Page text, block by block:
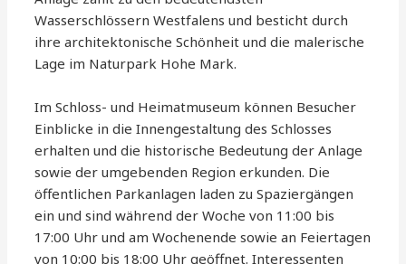
Wasserschlössern Westfalens und besticht durch
ihre architektonische Schönheit und die malerische
Lage im Naturpark Hohe Mark.
Im Schloss- und Heimatmuseum können Besucher
Einblicke in die Innengestaltung des Schlosses
erhalten und die historische Bedeutung der Anlage
sowie der umgebenden Region erkunden. Die
öffentlichen Parkanlagen laden zu Spaziergängen
ein und sind während der Woche von 11:00 bis
17:00 Uhr und am Wochenende sowie an Feiertagen
von 10:00 bis 18:00 Uhr geöffnet. Interessenten